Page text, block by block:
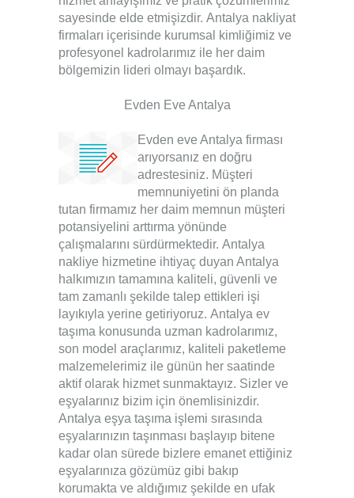
sayesinde elde etmişizdir. Antalya nakliyat
firmaları içerisinde kurumsal kimliğimiz ve
profesyonel kadrolarımız ile her daim
bölgemizin lideri olmayı başardık.
Evden Eve Antalya
Evden eve Antalya firması
arıyorsanız en doğru
adrestesiniz. Müşteri
memnuniyetini ön planda
tutan firmamız her daim memnun müşteri
potansiyelini arttırma yönünde
çalışmalarını sürdürmektedir. Antalya
nakliye hizmetine ihtiyaç duyan Antalya
halkımızın tamamına kaliteli, güvenli ve
tam zamanlı şekilde talep ettikleri işi
layıkıyla yerine getiriyoruz. Antalya ev
taşıma konusunda uzman kadrolarımız,
son model araçlarımız, kaliteli paketleme
malzemelerimiz ile günün her saatinde
aktif olarak hizmet sunmaktayız. Sizler ve
eşyalarınız bizim için önemlisinizdir.
Antalya eşya taşıma işlemi sırasında
eşyalarınızın taşınması başlayıp bitene
kadar olan sürede bizlere emanet ettiğiniz
eşyalarınıza gözümüz gibi bakıp
korumakta ve aldığımız şekilde en ufak